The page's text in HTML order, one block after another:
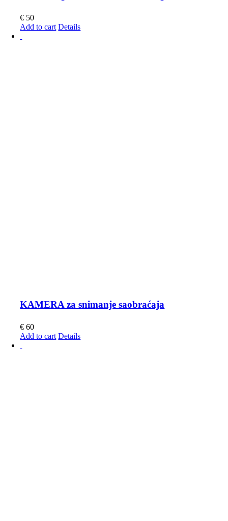
€ 50
Add to cart Details
KAMERA za snimanje saobraćaja
€ 60
Add to cart Details